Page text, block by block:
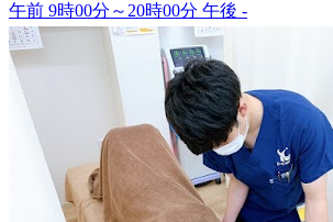
午前 9時00分～20時00分 午後 -